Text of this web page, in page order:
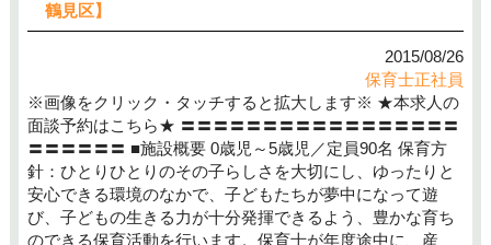
鶴見区】
2015/08/26
保育士正社員
※画像をクリック・タッチすると拡大します※ ★本求人の
面談予約はこちら★ 〓〓〓〓〓〓〓〓〓〓〓〓〓〓〓〓〓
〓〓〓〓〓〓 ■施設概要 0歳児～5歳児／定員90名 保育方
針：ひとりひとりのその子らしさを大切にし、ゆったりと
安心できる環境のなかで、子どもたちが夢中になって遊
び、子どもの生きる力が十分発揮できるよう、豊かな育ち
のできる保育活動を行います。保育士が年度途中に、産